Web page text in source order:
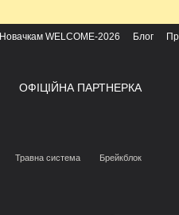
Новачкам WELCOME-2026 Блог
ОФІЦІЙНА ПАРТНЕРКА
Травна система Брейкблок